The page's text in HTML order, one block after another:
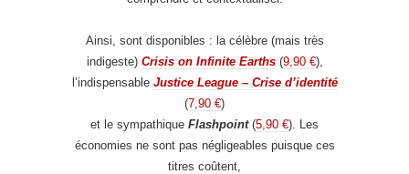
Ainsi, sont disponibles : la célèbre (mais très
indigeste) Crisis on Infinite Earths(9,90 €),
l’indispensable Justice League – Crise d’identité
(7,90 €)
et le sympathique Flashpoint(5,90 €). Les
économies ne sont pas négligeables puisque ces
titres coûtent,